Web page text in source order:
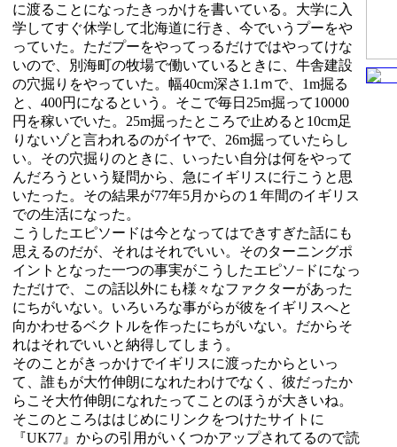
に渡ることになったきっかけを書いている。大学に入
学してすぐ休学して北海道に行き、今でいうプーをや
っていた。ただプーをやってっるだけではやってけな
いので、別海町の牧場で働いているときに、牛舎建設
の穴掘りをやっていた。幅40cm深さ1.1ｍで、1m掘る
と、400円になるという。そこで毎日25m掘って10000
円を稼いでいた。25m掘ったところで止めると10cm足
りないゾと言われるのがイヤで、26m掘っていたらし
い。その穴掘りのときに、いったい自分は何をやって
んだろうという疑問から、急にイギリスに行こうと思
いたった。その結果が77年5月からの１年間のイギリス
での生活になった。
こうしたエピソードは今となってはできすぎた話にも
思えるのだが、それはそれでいい。そのターニングポ
イントとなった一つの事実がこうしたエピソ−ドになっ
ただけで、この話以外にも様々なファクターがあった
にちがいない。いろいろな事がらが彼をイギリスへと
向かわせるベクトルを作ったにちがいない。だからそ
れはそれでいいと納得してしまう。
そのことがきっかけでイギリスに渡ったからといっ
て、誰もが大竹伸朗になれたわけでなく、彼だったか
らこそ大竹伸朗になれたってことのほうが大きいね。
そこのところははじめにリンクをつけたサイトに
『UK77』からの引用がいくつかアップされてるので読